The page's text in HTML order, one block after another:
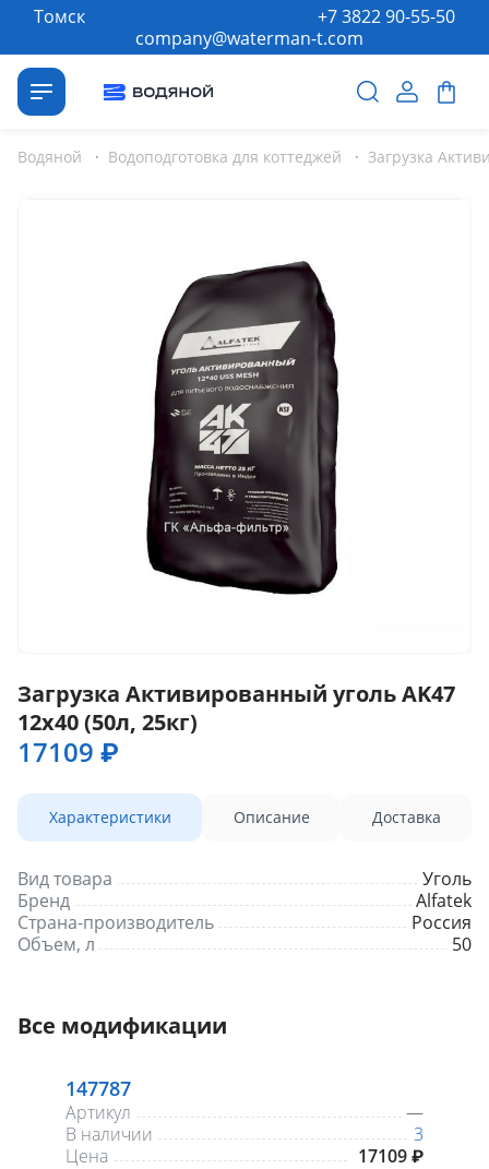
Томск
company@waterman-t.com
+7 3822 90-55-50
Водяной · Водоподготовка для коттеджей ·
Загрузка Активированный уголь AK47
12x40 (50л, 25кг)
17109 ₽
Характеристики Описание Доставка
Вид товара
Уголь
Бренд
Alfatek
Страна-производитель
Россия
Объем, л
50
Все модификации
147787
Артикул
—
В наличии
3
Цена
17109 ₽